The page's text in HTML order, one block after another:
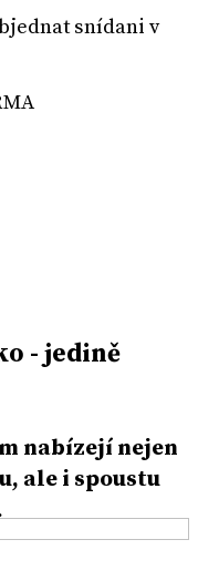
snídani v
- jedině
nabízejí nejen
ale i spoustu